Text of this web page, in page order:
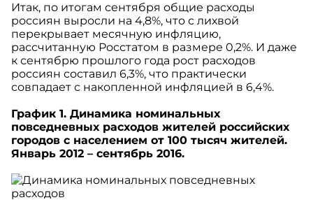
Итак, по итогам сентября общие расходы
россиян выросли на 4,8%, что с лихвой
перекрывает месячную инфляцию,
рассчитанную Росстатом в размере 0,2%. И даже
к сентябрю прошлого года рост расходов
россиян составил 6,3%, что практически
совпадает с накопленной инфляцией в 6,4%.
График 1. Динамика номинальных
повседневных расходов жителей российских
городов с населением от 100 тысяч жителей.
Январь 2012 – сентябрь 2016.